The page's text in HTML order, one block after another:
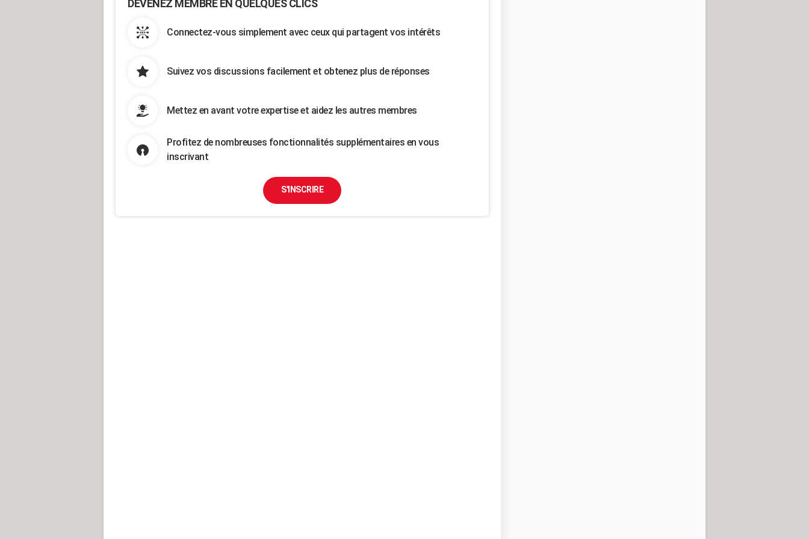
DEVENEZ MEMBRE EN QUELQUES CLICS
Connectez-vous simplement avec ceux qui partagent vos intérêts
Suivez vos discussions facilement et obtenez plus de réponses
Mettez en avant votre expertise et aidez les autres membres
Profitez de nombreuses fonctionnalités supplémentaires en vous
inscrivant
S'INSCRIRE